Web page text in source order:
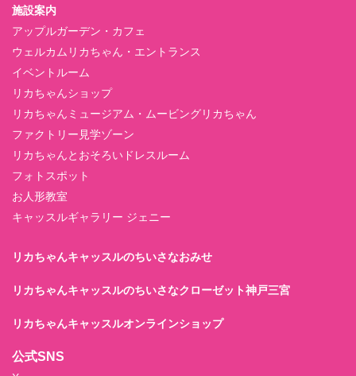
施設案内
アップルガーデン・カフェ
ウェルカムリカちゃん・エントランス
イベントルーム
リカちゃんショップ
リカちゃんミュージアム・ムービングリカちゃん
ファクトリー見学ゾーン
リカちゃんとおそろいドレスルーム
フォトスポット
お人形教室
キャッスルギャラリー ジェニー
リカちゃんキャッスルのちいさなおみせ
リカちゃんキャッスルのちいさなクローゼット神戸三宮
リカちゃんキャッスルオンラインショップ
公式SNS